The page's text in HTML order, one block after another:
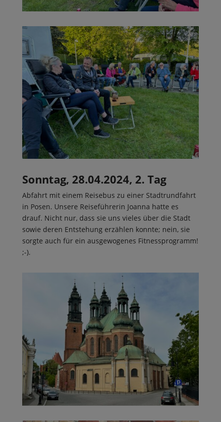
Sonntag, 28.04.2024, 2. Tag
Abfahrt mit einem Reisebus zu einer Stadtrundfahrt
in Posen. Unsere Reiseführerin Joanna hatte es
drauf. Nicht nur, dass sie uns vieles über die Stadt
sowie deren Entstehung erzählen konnte; nein, sie
sorgte auch für ein ausgewogenes Fitnessprogramm!
;-).